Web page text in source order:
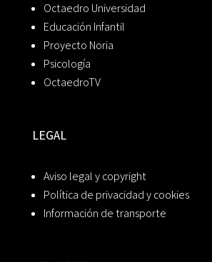
Octaedro Universidad
Educación Infantil
Proyecto Noria
Psicología
OctaedroTV
LEGAL
Aviso legal y copyright
Política de privacidad y cookies
Información de transporte